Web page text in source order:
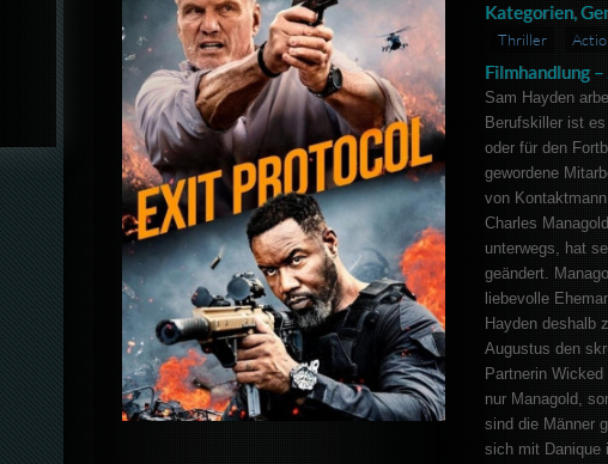
Kategorien,
Thriller
Filmhandlung –
Sam Hayden
Berufskiller ist
oder für den
gewordene
von
Charles
unterwegs, hat
geändert.
liebevolle
Hayden deshalb
Augustus den
Partnerin
nur Managold,
sind die Männer
sich mit Danique